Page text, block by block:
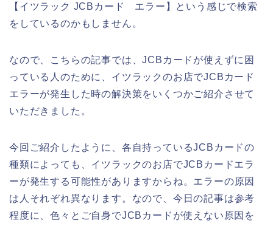
【イツラック JCBカード エラー】という感じで検索
をしているのかもしません。
なので、こちらの記事では、JCBカードが使えずに困
っている人のために、イツラックのお店でJCBカード
エラーが発生した時の解決策をいくつかご紹介させて
いただきました。
今回ご紹介したように、各自持っているJCBカードの
種類によっても、イツラックのお店でJCBカードエラ
ーが発生する可能性がありますからね。エラーの原因
は人それぞれ異なります。なので、今日の記事は参考
程度に、色々とご自身でJCBカードが使えない原因を